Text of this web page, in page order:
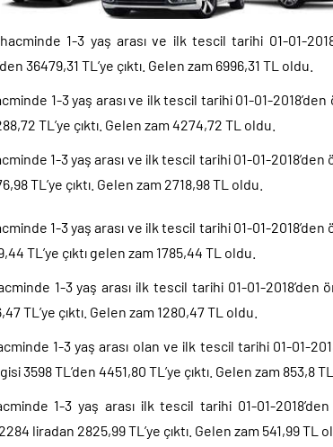
hacminde 1-3 yaş arası ve ilk tescil tarihi 01-01-
36479,31 TL’ye çıktı. Gelen zam 6996,31 TL oldu.
1-3 yaş arası ve ilk tescil tarihi 01-01-
TL’ye çıktı. Gelen zam 4274,72 TL oldu.
1-3 yaş arası ve ilk tescil tarihi 01-01-
TL’ye çıktı. Gelen zam 2718,98 TL oldu.
1-3 yaş arası ve ilk tescil tarihi 01-01-
TL’ye çıktı gelen zam 1785,44 TL oldu.
1-3 yaş arası ilk tescil tarihi 01-01-2018’den
TL’ye çıktı. Gelen zam 1280,47 TL oldu.
1-3 yaş arası olan ve ilk tescil tarihi 01-01-
3598 TL’den 4451,80 TL’ye çıktı. Gelen zam 853,8
1-3 yaş arası ilk tescil tarihi 01-01-
liradan 2825,99 TL’ye çıktı. Gelen zam 541,99 TL